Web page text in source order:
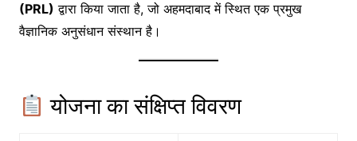
(PRL) द्वारा किया जाता है, जो अहमदाबाद में स्थित एक प्रमुख
वैज्ञानिक अनुसंधान संस्थान है।
योजना का संक्षिप्त विवरण